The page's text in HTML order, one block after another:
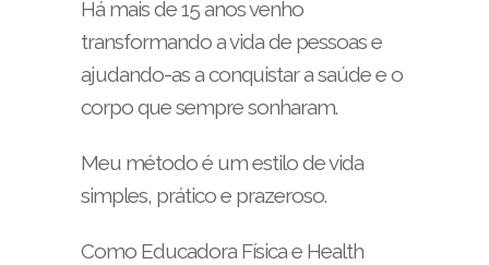
Há mais de 15 anos venho
transformando a vida de pessoas e
ajudando-as a conquistar a saúde e o
corpo que sempre sonharam.
Meu método é um estilo de vida
simples, prático e prazeroso.
Como Educadora Física e Health